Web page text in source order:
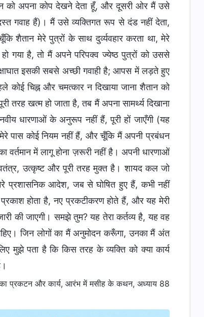
को अपना कोप देखने देता हूँ, और दूसरी ओर मैं उसे
गवाह हैं)। मैं उसे व्यक्तिगत रूप से दंड नहीं देता,
शैतान मेरे पुत्रों के साथ दुर्व्यवहार करता था, मेरे
गया है, तो मैं अपने परिपक्व ज्येष्ठ पुत्रों को उससे
इसकी सबसे अच्छी गवाही है; आपस में लड़ते हुए
कोई चिह्न और चमत्कार न दिखाया जाना शैतान को
तरह खत्म हो जाता है, तब मैं अपना सामर्थ्य दिखाना
धारणाओं के अनुरूप नहीं हैं, पूरी हों जाएँगी (यह
पास कोई नियम नहीं हैं, और चूँकि मैं अपनी प्रबंधन
में लागू होना ज़रूरी नहीं है। अपनी धारणाओं
उत्कृष्ट और पूरी तरह मुक्त है। शायद कल जो
प्रशासनिक आदेश, जब से घोषित हुए हैं, कभी नहीं
होता है, नए प्रकटीकरण होते हैं, और यह मेरी
की जाएगी। समझे तुम? यह तेरा कर्तव्य है, यह वह
जिन लोगों का मैं अनुमोदन करूँगा, उनका मैं अंत
मुझे पता है कि किस तरह के व्यक्ति को क्या कार्य
प्रकटन और कार्य, आरंभ में मसीह के कथन, अध्याय 88